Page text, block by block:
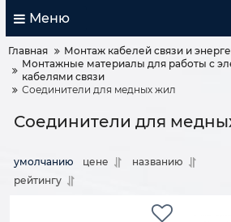
Меню
Главная
Монтаж кабелей связи и
Монтажные материалы для работы с
кабелями связи
Соединители для медных жил
Соединители для
умолчанию цене
названию
рейтингу